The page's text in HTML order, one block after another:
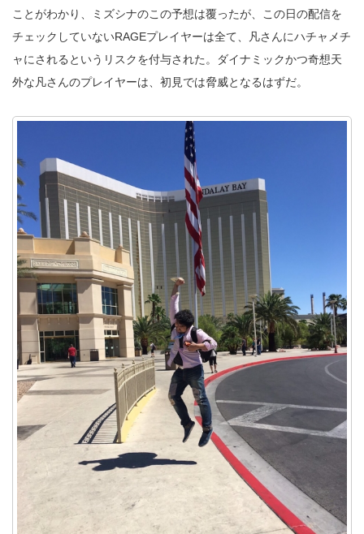
ことがわかり、ミズシナのこの予想は覆ったが、この日の配信を
チェックしていないRAGEプレイヤーは全て、凡さんにハチャメチ
ャにされるというリスクを付与された。ダイナミックかつ奇想天
外な凡さんのプレイヤーは、初見では脅威となるはずだ。